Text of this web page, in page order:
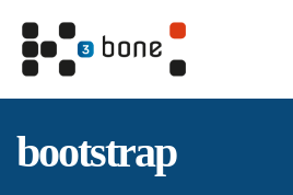
bootstrap